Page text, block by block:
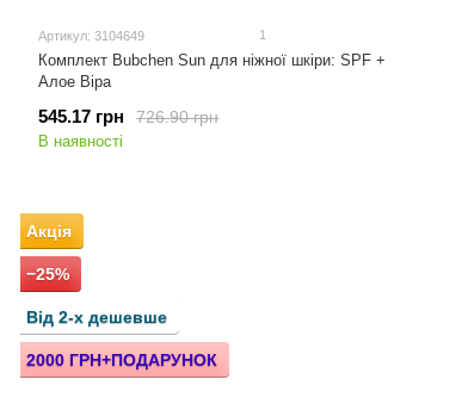
Артикул: 3104649 1
Комплект Bubchen Sun для ніжної шкіри: SPF +
Алое Віра
726.90 грн
545.17 грн
В наявності
Акція
−25%
Від 2-х дешевше
2000 ГРН+ПОДАРУНОК